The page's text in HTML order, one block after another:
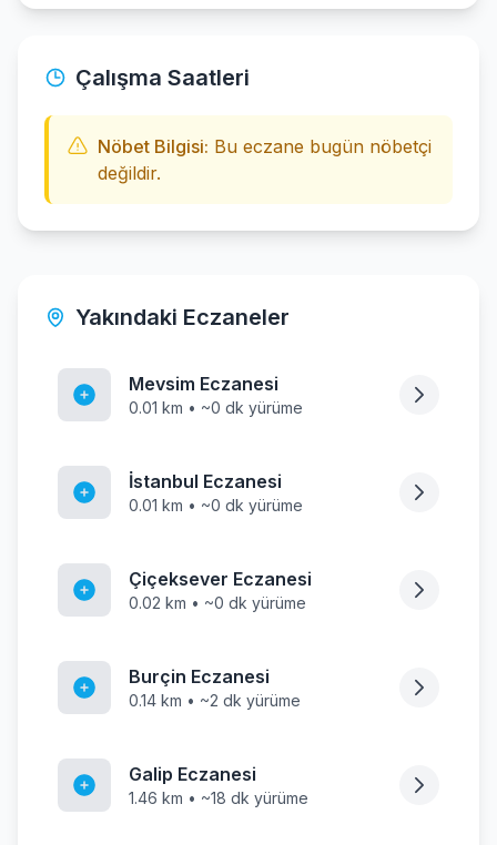
Çalışma Saatleri
Nöbet Bilgisi: Bu eczane bugün nöbetçi
değildir.
Yakındaki Eczaneler
Mevsim Eczanesi
0.01 km • ~0 dk yürüme
İstanbul Eczanesi
0.01 km • ~0 dk yürüme
Çiçeksever Eczanesi
0.02 km • ~0 dk yürüme
Burçin Eczanesi
0.14 km • ~2 dk yürüme
Galip Eczanesi
1.46 km • ~18 dk yürüme